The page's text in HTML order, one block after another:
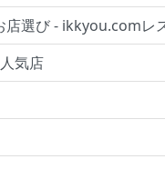
店選び - ikkyou.comレ
気店